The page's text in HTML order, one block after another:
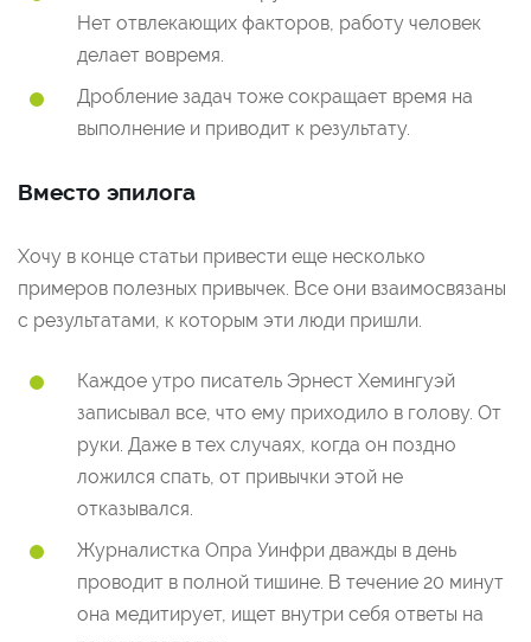
Нет отвлекающих факторов, работу человек
делает вовремя.
Дробление задач тоже сокращает время на
выполнение и приводит к результату.
Вместо эпилога
Хочу в конце статьи привести еще несколько
примеров полезных привычек. Все они взаимосвязаны
с результатами, к которым эти люди пришли.
Каждое утро писатель Эрнест Хемингуэй
записывал все, что ему приходило в голову. От
руки. Даже в тех случаях, когда он поздно
ложился спать, от привычки этой не
отказывался.
Журналистка Опра Уинфри дважды в день
проводит в полной тишине. В течение 20 минут
она медитирует, ищет внутри себя ответы на